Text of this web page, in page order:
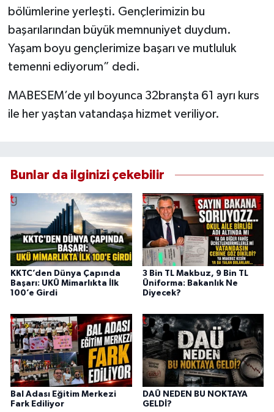
bölümlerine yerleşti. Gençlerimizin bu
başarılarından büyük memnuniyet duydum.
Yaşam boyu gençlerimize başarı ve mutluluk
temenni ediyorum” dedi.
MABESEM’de yıl boyunca 32branşta 61 ayrı kurs
ile her yaştan vatandaşa hizmet veriliyor.
Bunlar da ilginizi çekebilir
KKTC’den Dünya Çapında
Başarı: UKÜ Mimarlıkta İlk
100’e Girdi
3 Bin TL Makbuz, 9 Bin TL
Üniforma: Bakanlık Ne
Diyecek?
Bal Adası Eğitim Merkezi
Fark Ediliyor
DAÜ NEDEN BU NOKTAYA
GELDİ?